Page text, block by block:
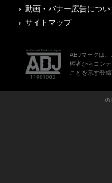
動画・バナー広告につい
サイトマップ
ABJマークは
権者からコン
ことを示す登
©